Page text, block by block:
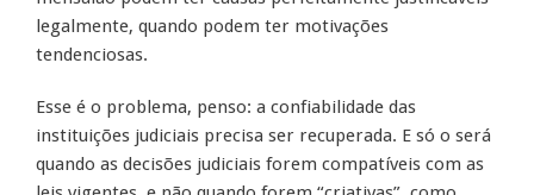
legalmente, quando podem ter motivações
tendenciosas.
Esse é o problema, penso: a confiabilidade das
instituições judiciais precisa ser recuperada. E só o será
quando as decisões judiciais forem compatíveis com as